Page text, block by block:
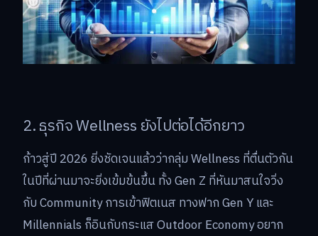
2. ธุรกิจ Wellness ยังไปต่อได้อีกยาว
ก้าวสู่ปี 2026 ยิ่งชัดเจนแล้วว่ากลุ่ม Wellness ที่ตื่นตัวกัน
ในปีที่ผ่านมาจะยิ่งเข้มข้นขึ้น ทั้ง Gen Z ที่หันมาสนใจวิ่ง
กับ Community การเข้าฟิตเนส ทางฟาก Gen Y และ
Millennials ก็อินกับกระแส Outdoor Economy อยาก